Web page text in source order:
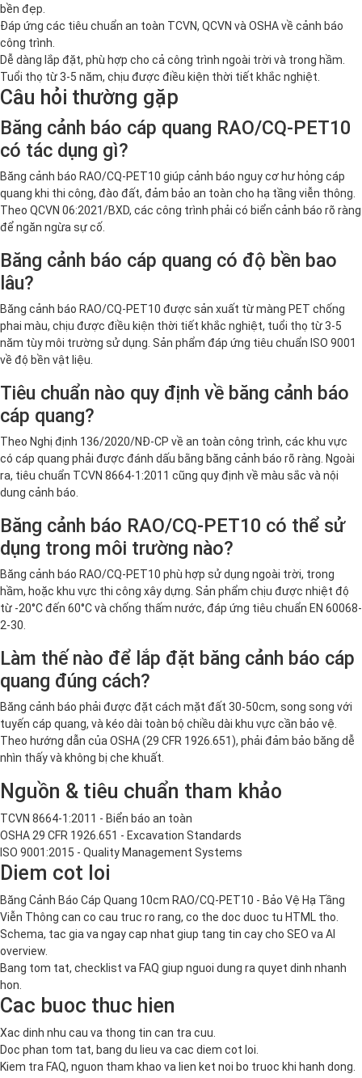
bền đẹp.
Đáp ứng các tiêu chuẩn an toàn TCVN, QCVN và OSHA về cảnh báo
công trình.
Dễ dàng lắp đặt, phù hợp cho cả công trình ngoài trời và trong hầm.
Tuổi thọ từ 3-5 năm, chịu được điều kiện thời tiết khắc nghiệt.
Câu hỏi thường gặp
Băng cảnh báo cáp quang RAO/CQ-PET10
có tác dụng gì?
Băng cảnh báo RAO/CQ-PET10 giúp cảnh báo nguy cơ hư hỏng cáp
quang khi thi công, đào đất, đảm bảo an toàn cho hạ tầng viễn thông.
Theo QCVN 06:2021/BXD, các công trình phải có biển cảnh báo rõ ràng
để ngăn ngừa sự cố.
Băng cảnh báo cáp quang có độ bền bao
lâu?
Băng cảnh báo RAO/CQ-PET10 được sản xuất từ màng PET chống
phai màu, chịu được điều kiện thời tiết khắc nghiệt, tuổi thọ từ 3-5
năm tùy môi trường sử dụng. Sản phẩm đáp ứng tiêu chuẩn ISO 9001
về độ bền vật liệu.
Tiêu chuẩn nào quy định về băng cảnh báo
cáp quang?
Theo Nghị định 136/2020/NĐ-CP về an toàn công trình, các khu vực
có cáp quang phải được đánh dấu bằng băng cảnh báo rõ ràng. Ngoài
ra, tiêu chuẩn TCVN 8664-1:2011 cũng quy định về màu sắc và nội
dung cảnh báo.
Băng cảnh báo RAO/CQ-PET10 có thể sử
dụng trong môi trường nào?
Băng cảnh báo RAO/CQ-PET10 phù hợp sử dụng ngoài trời, trong
hầm, hoặc khu vực thi công xây dựng. Sản phẩm chịu được nhiệt độ
từ -20°C đến 60°C và chống thấm nước, đáp ứng tiêu chuẩn EN 60068-
2-30.
Làm thế nào để lắp đặt băng cảnh báo cáp
quang đúng cách?
Băng cảnh báo phải được đặt cách mặt đất 30-50cm, song song với
tuyến cáp quang, và kéo dài toàn bộ chiều dài khu vực cần bảo vệ.
Theo hướng dẫn của OSHA (29 CFR 1926.651), phải đảm bảo băng dễ
nhìn thấy và không bị che khuất.
Nguồn & tiêu chuẩn tham khảo
TCVN 8664-1:2011 - Biển báo an toàn
OSHA 29 CFR 1926.651 - Excavation Standards
ISO 9001:2015 - Quality Management Systems
Diem cot loi
Băng Cảnh Báo Cáp Quang 10cm RAO/CQ-PET10 - Bảo Vệ Hạ Tầng
Viễn Thông can co cau truc ro rang, co the doc duoc tu HTML tho.
Schema, tac gia va ngay cap nhat giup tang tin cay cho SEO va AI
overview.
Bang tom tat, checklist va FAQ giup nguoi dung ra quyet dinh nhanh
hon.
Cac buoc thuc hien
Xac dinh nhu cau va thong tin can tra cuu.
Doc phan tom tat, bang du lieu va cac diem cot loi.
Kiem tra FAQ, nguon tham khao va lien ket noi bo truoc khi hanh dong.